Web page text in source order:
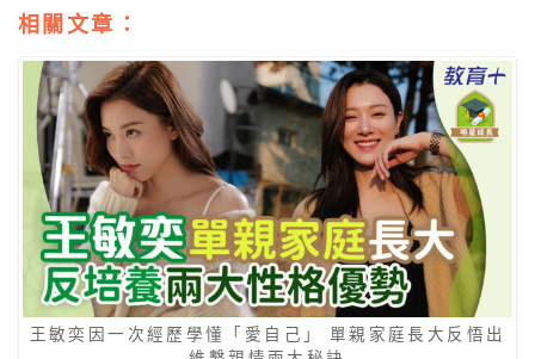
相關文章：
王敏奕因一次經歷學懂「愛自己」 單親家庭長大反悟出
維繫親情兩大秘訣